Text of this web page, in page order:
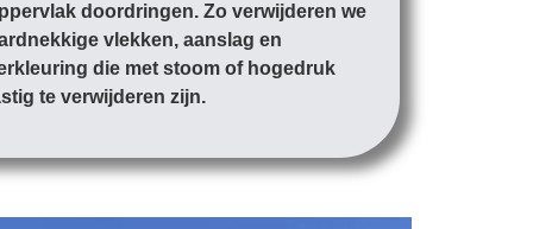
doordringen. Zo verwijderen we
vlekken, aanslag en
die met stoom of hogedruk
te verwijderen zijn.